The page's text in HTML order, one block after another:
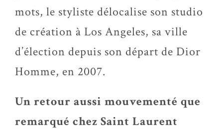
mots, le styliste délocalise son studio
de création à Los Angeles, sa ville
d’élection depuis son départ de Dior
Homme, en 2007.
Un retour aussi mouvementé que
remarqué chez Saint Laurent